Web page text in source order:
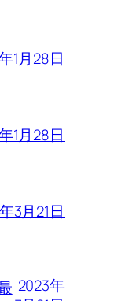
1月28日
1月28日
3月21日
2023年